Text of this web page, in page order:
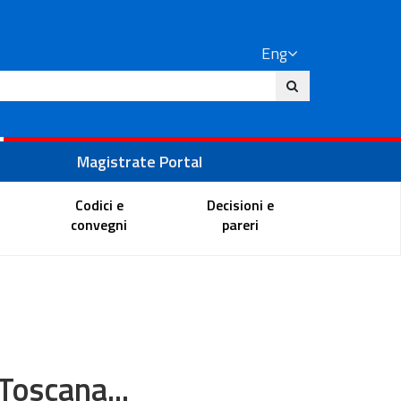
Eng
Magistrate Portal
Codici e
convegni
Decisioni e
pareri